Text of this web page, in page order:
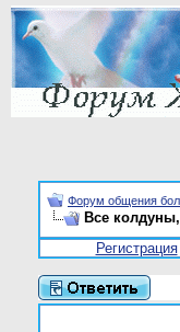
Форум общения
Все
Регистрация